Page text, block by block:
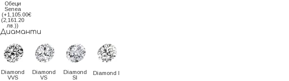
Обеци
Senea
(+1,105.00€
(2,161.20
лв.))
Диаманти
Diamond
VVS
Diamond
VS
Diamond
SI
Diamond I